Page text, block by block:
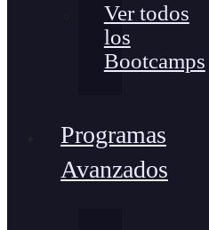
Ver todos
los
Bootcamps
Programas
Avanzados